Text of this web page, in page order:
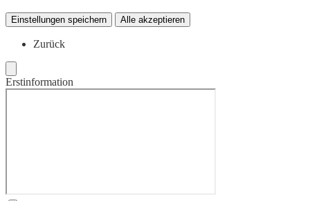
Einstellungen speichern Alle akzeptieren
Zurück
Erstinformation